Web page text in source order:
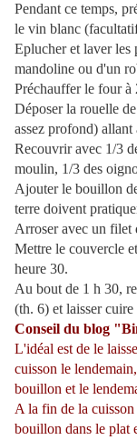
Pendant ce temps,
le vin blanc
Eplucher et laver les
mandoline ou d'un
Préchauffer le four à
Déposer la rouelle
assez profond) allant
Recouvrir avec 1/3
moulin, 1/3 des
Ajouter le bouillon
terre doivent
Arroser avec un filet
Mettre le couvercle
heure 30.
Au bout de 1 h 30,
(th. 6) et laisser
Conseil du blog
L'idéal est de le
cuisson le
bouillon et le
A la fin de la
bouillon dans le plat